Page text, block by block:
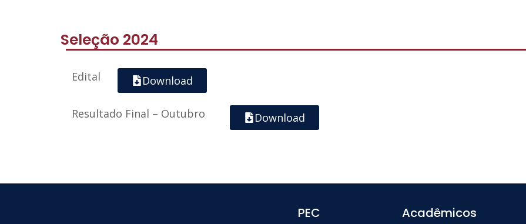
Seleção 2024
Edital Download
Resultado Final – Outubro Download
PEC Acadêmicos